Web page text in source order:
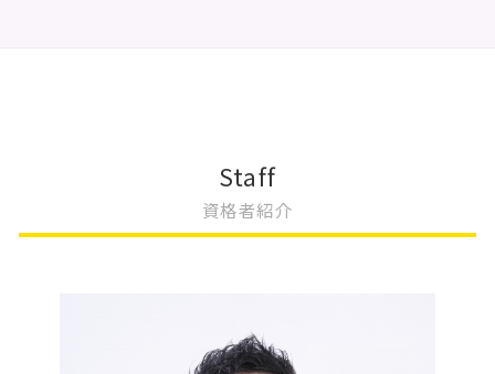
会社設立 流れ 合同会社
会社設立 年間費用
会社設立 登記 期間
不動産登記費用 相続
不動産 贈与 手続き
不動産登記 司法書士 費用
不動産登記 共有名義
取締役 辞任 変更登記
不動産 変更登記 費用
土地の評価額 相続
Staff
資格者紹介